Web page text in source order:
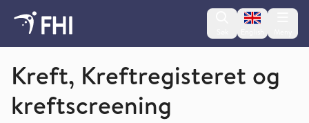
Change
Folkehelseinstituttet
Kreft, Kreftregisteret og
kreftscreening